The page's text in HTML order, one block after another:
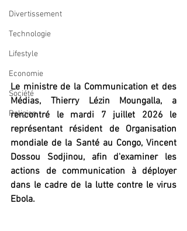
Divertissement
Technologie
Lifestyle
Economie
Société
Religion
Le ministre de la Communication et des
Médias, Thierry Lézin Moungalla, a
rencontré le mardi 7 juillet 2026 le
représentant résident de Organisation
mondiale de la Santé au Congo, Vincent
Dossou Sodjinou, afin d'examiner les
actions de communication à déployer
dans le cadre de la lutte contre le virus
Ebola.